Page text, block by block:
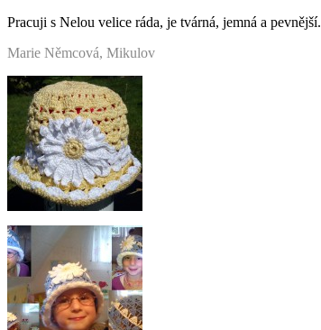
Pracuji s Nelou velice ráda, je tvárná, jemná a pevnější.
Marie Němcová, Mikulov